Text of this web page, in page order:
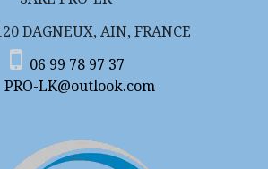
DAGNEUX, AIN, FRANCE
06 99 78 97 37
PRO-LK@outlook.com